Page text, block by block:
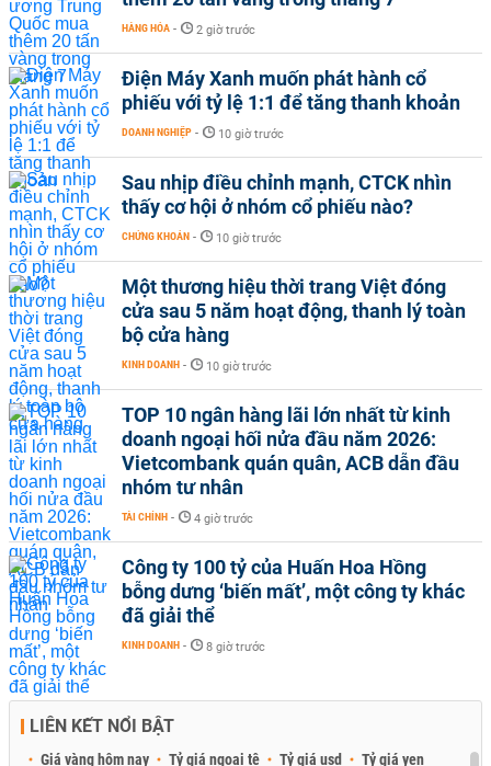
HÀNG HÓA - 2 giờ trước
Điện Máy Xanh muốn phát hành cổ
phiếu với tỷ lệ 1:1 để tăng thanh khoản
DOANH NGHIỆP - 10 giờ trước
Sau nhịp điều chỉnh mạnh, CTCK nhìn
thấy cơ hội ở nhóm cổ phiếu nào?
CHỨNG KHOÁN - 10 giờ trước
Một thương hiệu thời trang Việt đóng
cửa sau 5 năm hoạt động, thanh lý toàn
bộ cửa hàng
KINH DOANH - 10 giờ trước
TOP 10 ngân hàng lãi lớn nhất từ kinh
doanh ngoại hối nửa đầu năm 2026:
Vietcombank quán quân, ACB dẫn đầu
nhóm tư nhân
TÀI CHÍNH - 4 giờ trước
Công ty 100 tỷ của Huấn Hoa Hồng
bỗng dưng ‘biến mất’, một công ty khác
đã giải thể
KINH DOANH - 8 giờ trước
LIÊN KẾT NỔI BẬT
Giá vàng hôm nay Tỷ giá ngoại tệ Tỷ giá usd Tỷ giá yen